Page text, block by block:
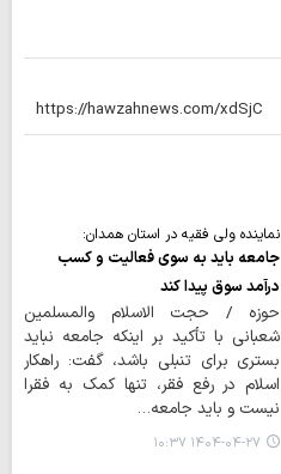
نماینده ولی فقیه در استان همدان:
جامعه باید به سوی فعالیت و کسب
درآمد سوق پیدا کند
حوزه / حجت الاسلام والمسلمین
شعبانی با تأکید بر اینکه جامعه نباید
بستری برای تنبلی باشد، گفت: راهکار
اسلام در رفع فقر، تنها کمک به فقرا
نیست و باید جامعه…
۱۴۰۴-۰۴-۲۷ ۱۰:۳۷